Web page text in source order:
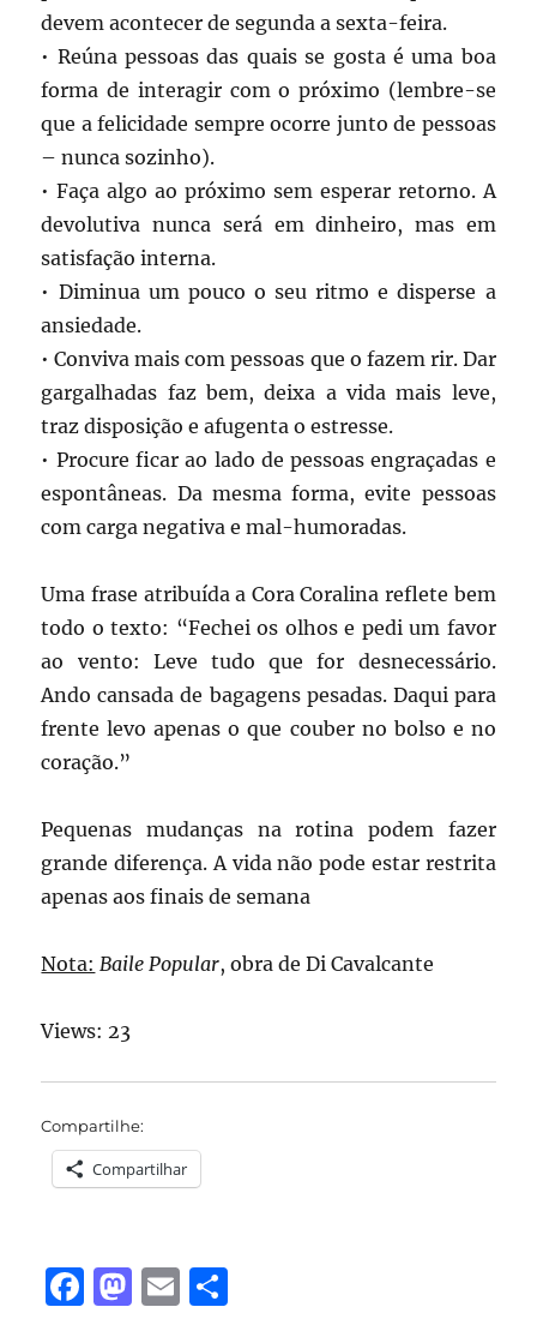
devem acontecer de segunda a sexta-feira.
• Reúna pessoas das quais se gosta é uma boa
forma de interagir com o próximo (lembre-se
que a felicidade sempre ocorre junto de pessoas
– nunca sozinho).
• Faça algo ao próximo sem esperar retorno. A
devolutiva nunca será em dinheiro, mas em
satisfação interna.
• Diminua um pouco o seu ritmo e disperse a
ansiedade.
• Conviva mais com pessoas que o fazem rir. Dar
gargalhadas faz bem, deixa a vida mais leve,
traz disposição e afugenta o estresse.
• Procure ficar ao lado de pessoas engraçadas e
espontâneas. Da mesma forma, evite pessoas
com carga negativa e mal-humoradas.
Uma frase atribuída a Cora Coralina reflete bem
todo o texto: “Fechei os olhos e pedi um favor
ao vento: Leve tudo que for desnecessário.
Ando cansada de bagagens pesadas. Daqui para
frente levo apenas o que couber no bolso e no
coração.”
Pequenas mudanças na rotina podem fazer
grande diferença. A vida não pode estar restrita
apenas aos finais de semana
Nota: Baile Popular, obra de Di Cavalcante
Views: 23
Compartilhe:
Compartilhar
F
M E